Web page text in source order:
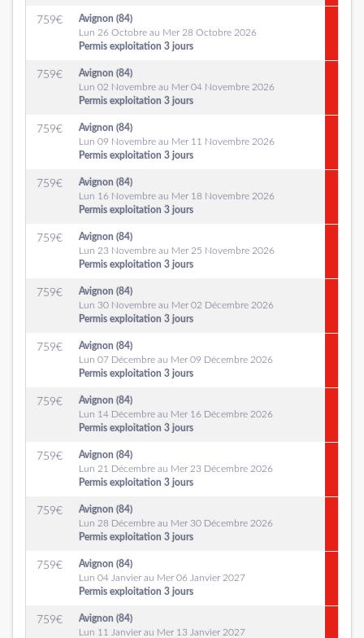
759€
Avignon (84)
Lun 26 Octobre au Mer 28 Octobre 2026
Permis exploitation 3 jours
759€
Avignon (84)
Lun 02 Novembre au Mer 04 Novembre 2026
Permis exploitation 3 jours
759€
Avignon (84)
Lun 09 Novembre au Mer 11 Novembre 2026
Permis exploitation 3 jours
759€
Avignon (84)
Lun 16 Novembre au Mer 18 Novembre 2026
Permis exploitation 3 jours
759€
Avignon (84)
Lun 23 Novembre au Mer 25 Novembre 2026
Permis exploitation 3 jours
759€
Avignon (84)
Lun 30 Novembre au Mer 02 Décembre 2026
Permis exploitation 3 jours
759€
Avignon (84)
Lun 07 Décembre au Mer 09 Décembre 2026
Permis exploitation 3 jours
759€
Avignon (84)
Lun 14 Décembre au Mer 16 Décembre 2026
Permis exploitation 3 jours
759€
Avignon (84)
Lun 21 Décembre au Mer 23 Décembre 2026
Permis exploitation 3 jours
759€
Avignon (84)
Lun 28 Décembre au Mer 30 Décembre 2026
Permis exploitation 3 jours
759€
Avignon (84)
Lun 04 Janvier au Mer 06 Janvier 2027
Permis exploitation 3 jours
759€
Avignon (84)
Lun 11 Janvier au Mer 13 Janvier 2027